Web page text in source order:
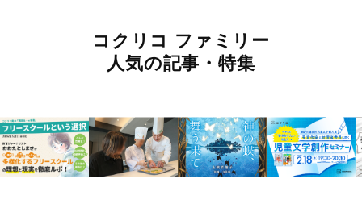
コクリコ ファミリー
人気の記事・特集